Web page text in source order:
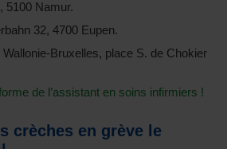
5100 Namur.
32, 4700 Eupen.
Bruxelles, place S. de Chokier
de l’assistant en soins infirmiers !
crèches en grève le